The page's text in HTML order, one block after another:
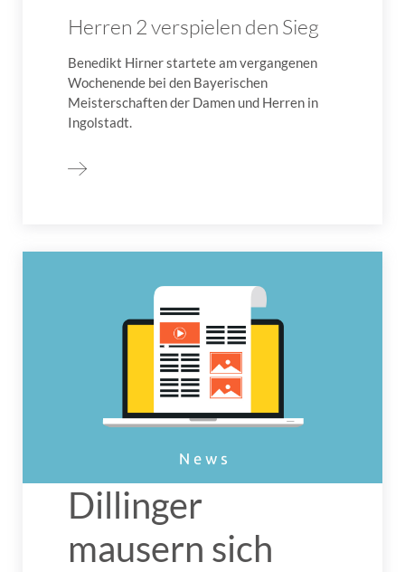
Herren 2 verspielen den Sieg
Benedikt Hirner startete am vergangenen
Wochenende bei den Bayerischen
Meisterschaften der Damen und Herren in
Ingolstadt.
Dillinger
mausern sich